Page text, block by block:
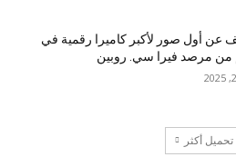
عن أول صور لأكبر كاميرا رقمية في
من مرصد فيرا سي. روبين
تحميل أكثر